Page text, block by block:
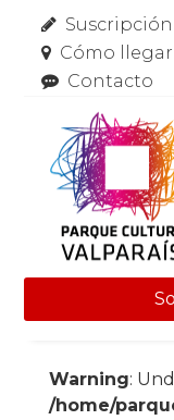
Suscripción
Cómo llegar
Contacto
Warning:
/home/